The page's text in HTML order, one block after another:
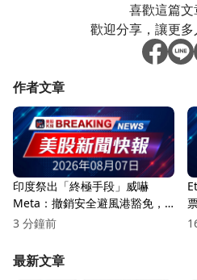
喜歡這篇文
歡迎分享，讓更多
作者文章
印度祭出「終極手段」威嚇
Meta：撤銷安全避風港豁免，
全球社群平台監管恐大轉向
3 分鐘前
最新文章